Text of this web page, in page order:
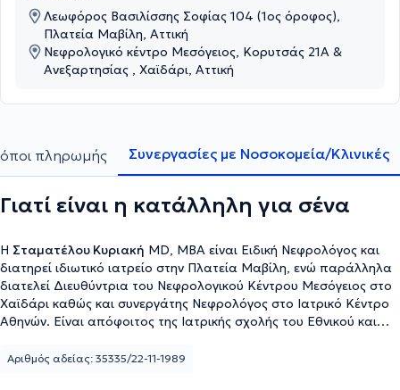
Λεωφόρος Βασιλίσσης Σοφίας 104 (1ος όροφος),
Πλατεία Μαβίλη, Αττική
Νεφρολογικό κέντρο Μεσόγειος, Κορυτσάς 21Α &
Ανεξαρτησίας , Χαϊδάρι, Αττική
πληρωμής Συνεργασίες με Νοσοκομεία/Κλινικές
Γιατί είναι η κατάλληλη για σένα
Η Σταματέλου Κυριακή MD, MBA είναι Ειδική Νεφρολόγος και
διατηρεί ιδιωτικό ιατρείο στην Πλατεία Μαβίλη, ενώ παράλληλα
διατελεί Διευθύντρια του Νεφρολογικού Κέντρου Μεσόγειος στο
Χαϊδάρι καθώς και συνεργάτης Νεφρολόγος στο Ιατρικό Κέντρο
Αθηνών. Είναι απόφοιτος της Ιατρικής σχολής του Εθνικού και
μεταπτυχιακό τίτλο σπουδών Οργάνωσης και Διοίκησης Υγείας
Αριθμός αδείας: 35335/22-11-1989